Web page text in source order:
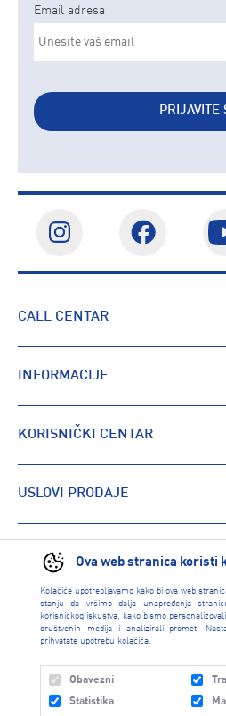
Ova web stranica koristi
Kolačiće upotrebljavamo kako bi ova web
stanju da vršimo dalja unapređenja
korisničkog iskustva, kako bismo
društvenih medija i analizirali promet.
prihvatate upotrebu kolačića.
Obavezni
Statistika
Email adresa
PRIJAVITE
CALL CENTAR
INFORMACIJE
KORISNIČKI CENTAR
USLOVI PRODAJE
PRONAĐI RADNJU